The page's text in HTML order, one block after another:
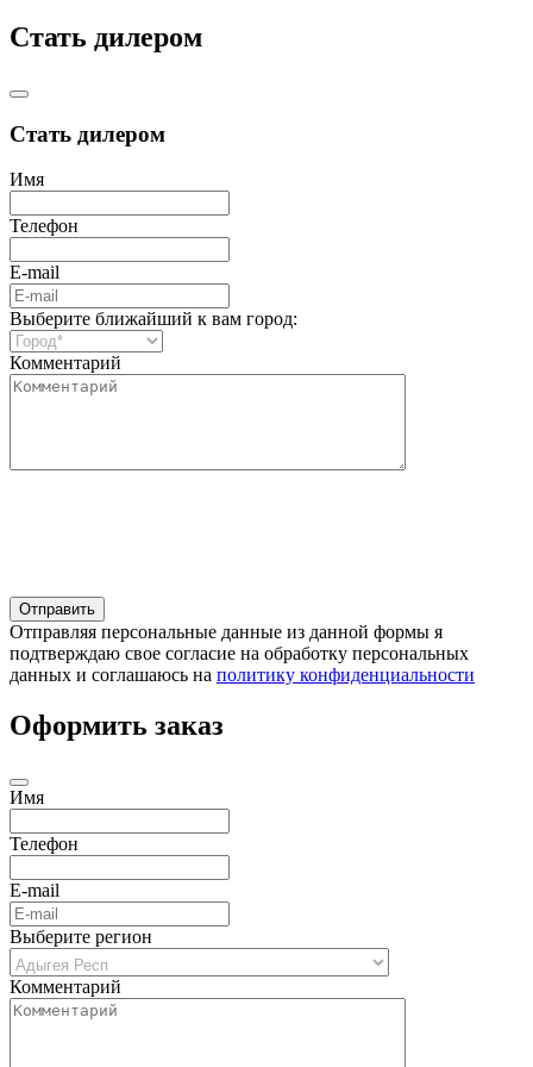
Стать дилером
Стать дилером
Имя
Телефон
E-mail
Выберите ближайший к вам город:
Комментарий
Отправляя персональные данные из данной формы я
подтверждаю свое согласие на обработку персональных
данных и соглашаюсь на политику конфиденциальности
Оформить заказ
Имя
Телефон
E-mail
Выберите регион
Комментарий